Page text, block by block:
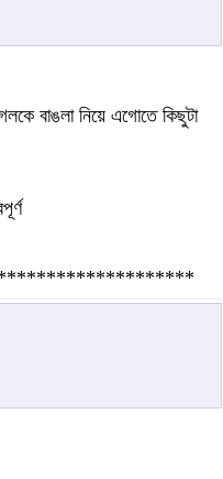
বাঙলা নিয়ে এগোতে কিছুটা